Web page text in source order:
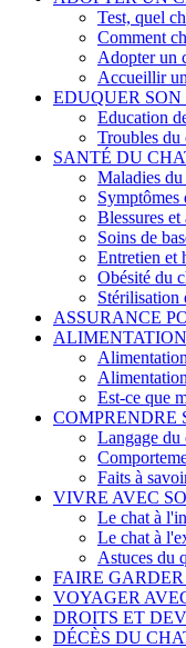
Test, quel
Comment
Adopter un
Accueillir
EDUQUER SON
Education
Troubles du
SANTÉ DU
Maladies du
Symptômes
Blessures
Soins de
Entretien et
Obésité du
Stérilisation
ASSURANCE
Est-ce que
COMPRENDRE
Langage du
Faits à
VIVRE AVEC
Le chat à
Le chat à
Astuces du
FAIRE
VOYAGER
DROITS ET
DÉCÈS DU